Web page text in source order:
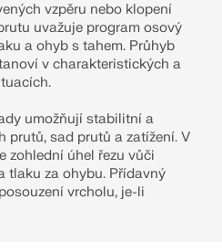
vzpěru nebo klopení
uvažuje program osový
a ohyb s tahem. Průhyb
v charakteristických a
umožňují stabilitní a
prutů, sad prutů a zatížení. V
zohlední úhel řezu vůči
tlaku za ohybu. Přídavný
vrcholu, je-li